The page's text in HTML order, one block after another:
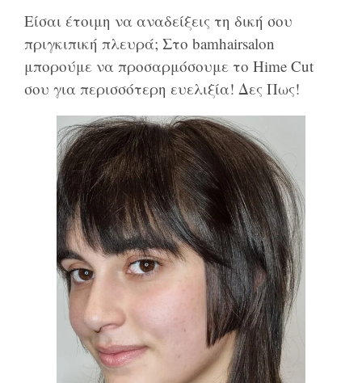
Είσαι έτοιμη να αναδείξεις τη δική σου
πριγκιπική πλευρά; Στο bamhairsalon
μπορούμε να προσαρμόσουμε το Hime Cut
σου για περισσότερη ευελιξία! Δες Πως!